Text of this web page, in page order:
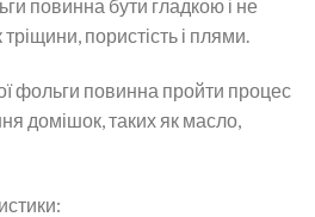
повинна бути гладкою і не
пористість і плями.
фольги повинна пройти процес
домішок, таких як масло,